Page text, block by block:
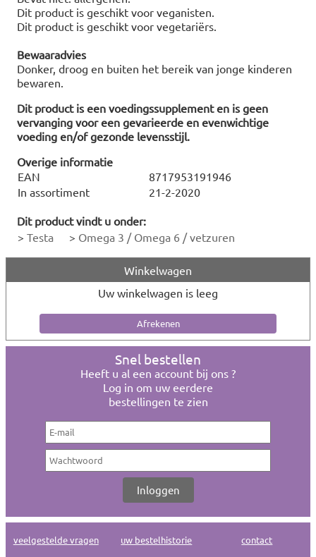
Dit product is geschikt voor veganisten.
Dit product is geschikt voor vegetariërs.
Bewaaradvies
Donker, droog en buiten het bereik van jonge kinderen
bewaren.
Dit product is een voedingssupplement en is geen
vervanging voor een gevarieerde en evenwichtige
voeding en/of gezonde levensstijl.
Overige informatie
EAN
8717953191946
In assortiment
21-2-2020
Dit product vindt u onder:
> Testa > Omega 3 / Omega 6 / vetzuren
Winkelwagen
Uw winkelwagen is leeg
Snel bestellen
Heeft u al een account bij ons ?
Log in om uw eerdere
bestellingen te zien
veelgestelde vragen uw bestelhistorie contact